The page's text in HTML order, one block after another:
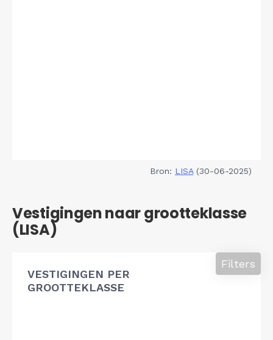
Bron: LISA(30-06-2025)
Vestigingen naar grootteklasse
(LISA)
VESTIGINGEN PER
GROOTTEKLASSE
Filters